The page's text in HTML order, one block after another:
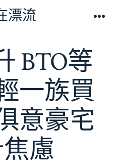
漂流
BTO等
一族買
意豪宅
慮